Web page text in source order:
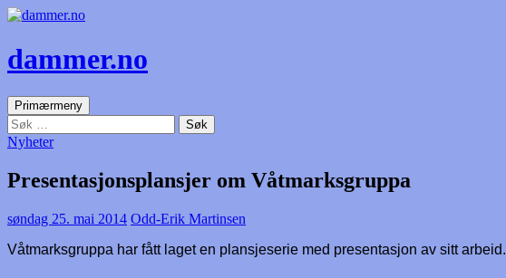
dammer.no
SøkPrimærmeny Gå
til
innhold
Søk
etter:
Nyheter
Presentasjonsplansjer om Våtmarksgruppa
søndag 25. mai 2014 Odd-Erik Martinsen
Våtmarksgruppa har fått laget en plansjeserie med presentasjon av sitt arbeid.